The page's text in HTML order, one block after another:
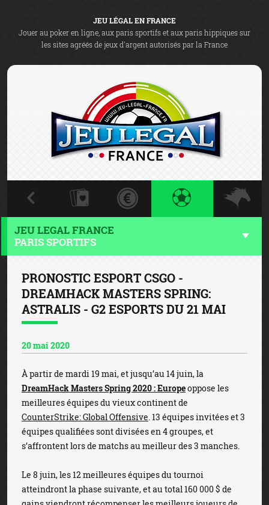
JEU LÉGAL EN FRANCE
Jouer au poker en ligne, aux paris sportifs et aux paris hippiques sur
les sites agréés de jeux d'argent autorisés par la France
JEU LEGAL FRANCE
PARIS SPORTIFS
PRONOSTIC ESPORT CSGO -
DREAMHACK MASTERS SPRING:
ASTRALIS - G2 ESPORTS DU 21 MAI
20 mai 2020
À partir de mardi 19 mai, et jusqu’au 14 juin, la
DreamHack Masters Spring 2020 : Europeoppose les
meilleures équipes du vieux continent de
CounterStrike: Global Offensive. 13 équipes invitées et 3
équipes qualifiées sont divisées en 4 groupes, et
s’affrontent lors de matchs au meilleur des 3 manches.
Le 8 juin, les 12 meilleures équipes du tournoi
atteindront la phase suivante, et au total 160 000 $ de